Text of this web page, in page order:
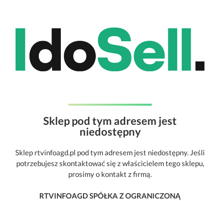
Sklep pod tym adresem jest
niedostępny
Sklep rtvinfoagd.pl pod tym adresem jest niedostępny. Jeśli
potrzebujesz skontaktować się z właścicielem tego sklepu,
prosimy o kontakt z firmą.
RTVINFOAGD SPÓŁKA Z OGRANICZONĄ